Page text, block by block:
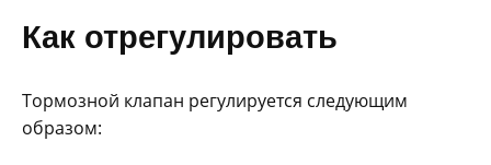
Как отрегулировать
Тормозной клапан регулируется следующим
образом: